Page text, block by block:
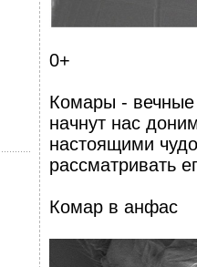
0+
Комары - вечные
начнут нас
настоящими
рассматривать
Комар в анфас